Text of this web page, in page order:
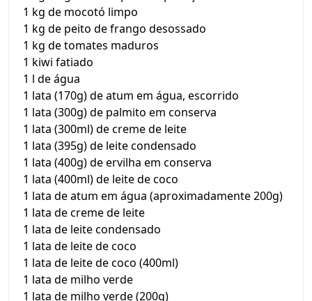
1 kg de mocotó limpo
1 kg de peito de frango desossado
1 kg de tomates maduros
1 kiwi fatiado
1 l de água
1 lata (170g) de atum em água, escorrido
1 lata (300g) de palmito em conserva
1 lata (300ml) de creme de leite
1 lata (395g) de leite condensado
1 lata (400g) de ervilha em conserva
1 lata (400ml) de leite de coco
1 lata de atum em água (aproximadamente 200g)
1 lata de creme de leite
1 lata de leite condensado
1 lata de leite de coco
1 lata de leite de coco (400ml)
1 lata de milho verde
1 lata de milho verde (200g)